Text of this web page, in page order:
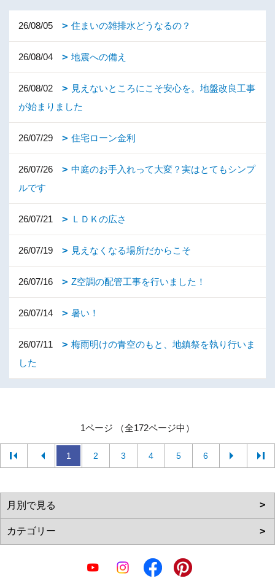
26/08/05 住まいの雑排水どうなるの？
26/08/04 地震への備え
26/08/02
見えないところにこそ安心を。地盤改良工事
が始まりました
26/07/29 住宅ローン金利
26/07/26
中庭のお手入れって大変？実はとてもシンプ
ルです
26/07/21 ＬＤＫの広さ
26/07/19 見えなくなる場所だからこそ
26/07/16 Z空調の配管工事を行いました！
26/07/14 暑い！
26/07/11
梅雨明けの青空のもと、地鎮祭を執り行いま
した
1ページ （全172ページ中）
1 2 3 4 5 6